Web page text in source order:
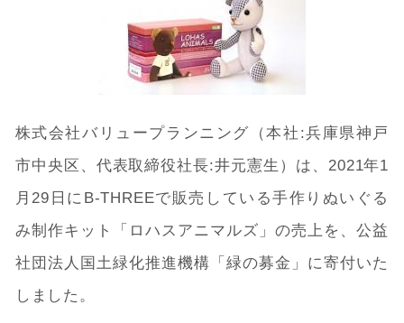
株式会社バリュープランニング（本社:兵庫県神戸
市中央区、代表取締役社長:井元憲生）は、2021年1
月29日にB-THREEで販売している手作りぬいぐる
み制作キット「ロハスアニマルズ」の売上を、公益
社団法人国土緑化推進機構「緑の募金」に寄付いた
しました。